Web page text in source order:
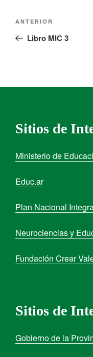
ANTERIOR
Libro MIC 3
Sitios de
Ministerio de
Educ.ar
Plan Nacional
Neurociencias y
Fundación Crear
Sitios de
Gobierno de la